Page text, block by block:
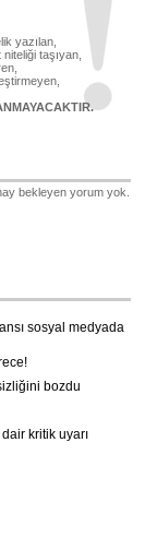
yazılan,
taşıyan,
bekleyen yorum yok.
sosyal medyada
bozdu
kritik uyarı